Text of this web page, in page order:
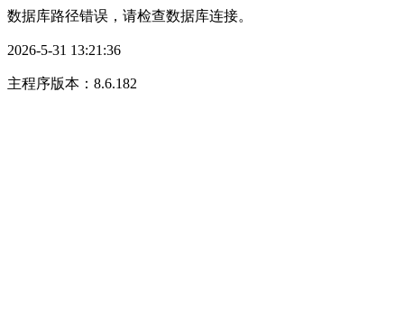
数据库路径错误，请检查数据库连接。
2026-5-31 13:21:36
主程序版本：8.6.182